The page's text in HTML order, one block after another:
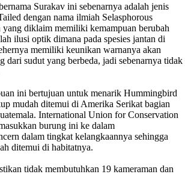
Surakav ini sebenarnya adalah jenis
dengan nama ilmiah Selasphorous
diklaim memiliki kemampuan berubah
ilusi optik dimana pada spesies jantan di
memiliki keunikan warnanya akan
dari sudut yang berbeda, jadi sebenarnya tidak
ini bertujuan untuk menarik Hummingbird
mudah ditemui di Amerika Serikat bagian
International Union for Conservation
burung ini ke dalam
dalam tingkat kelangkaannya sehingga
ditemui di habitatnya.
tidak membutuhkan 19 kameraman dan